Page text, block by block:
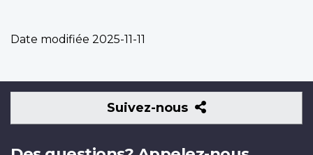
Date modifiée 2025-11-11
Suivez-nous
Suivez-
nous